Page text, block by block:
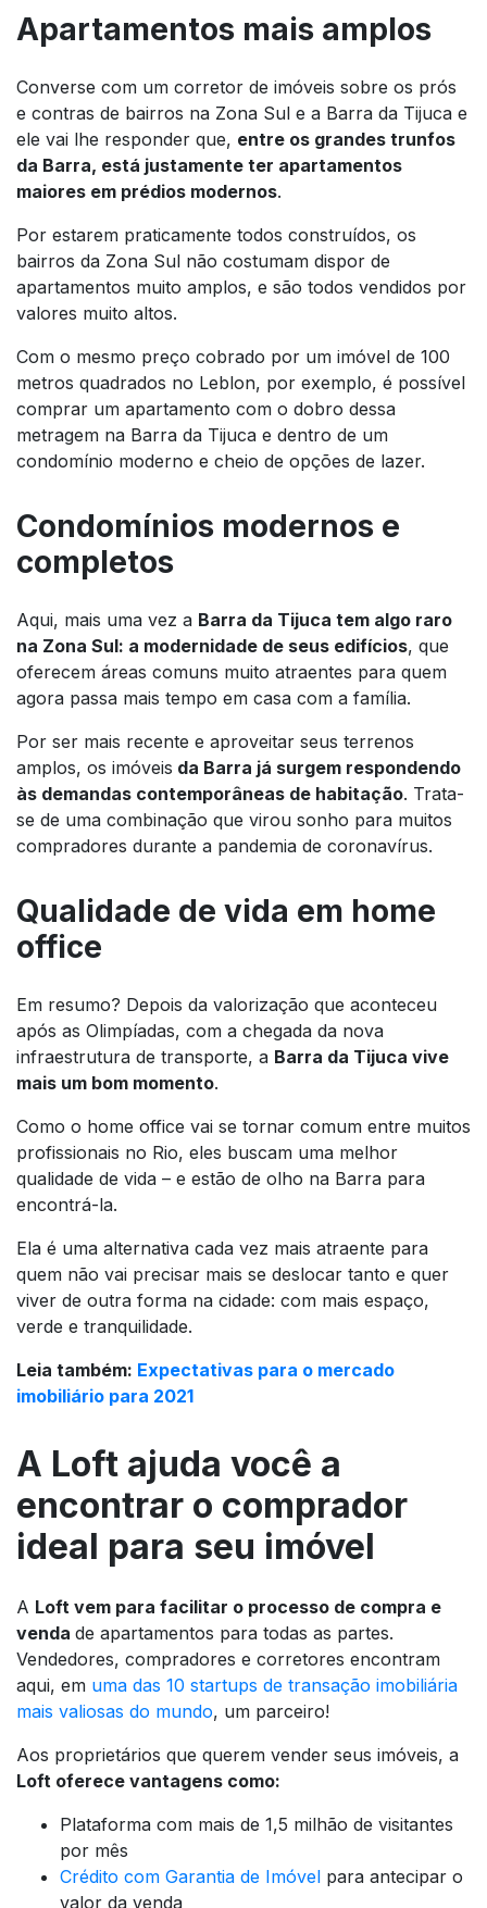
Apartamentos mais amplos
Converse com um corretor de imóveis sobre os prós
e contras de bairros na Zona Sul e a Barra da Tijuca e
ele vai lhe responder que, entre os grandes trunfos
da Barra, está justamente ter apartamentos
maiores em prédios modernos.
Por estarem praticamente todos construídos, os
bairros da Zona Sul não costumam dispor de
apartamentos muito amplos, e são todos vendidos por
valores muito altos.
Com o mesmo preço cobrado por um imóvel de 100
metros quadrados no Leblon, por exemplo, é possível
comprar um apartamento com o dobro dessa
metragem na Barra da Tijuca e dentro de um
condomínio moderno e cheio de opções de lazer.
Condomínios modernos e
completos
Aqui, mais uma vez a Barra da Tijuca tem algo raro
na Zona Sul: a modernidade de seus edifícios, que
oferecem áreas comuns muito atraentes para quem
agora passa mais tempo em casa com a família.
Por ser mais recente e aproveitar seus terrenos
amplos, os imóveis da Barra já surgem respondendo
às demandas contemporâneas de habitação. Trata-
se de uma combinação que virou sonho para muitos
compradores durante a pandemia de coronavírus.
Qualidade de vida em home
office
Em resumo? Depois da valorização que aconteceu
após as Olimpíadas, com a chegada da nova
infraestrutura de transporte, a Barra da Tijuca vive
mais um bom momento.
Como o home office vai se tornar comum entre muitos
profissionais no Rio, eles buscam uma melhor
qualidade de vida – e estão de olho na Barra para
encontrá-la.
Ela é uma alternativa cada vez mais atraente para
quem não vai precisar mais se deslocar tanto e quer
viver de outra forma na cidade: com mais espaço,
verde e tranquilidade.
Leia também: Expectativas para o mercado
imobiliário para 2021
A Loft ajuda você a
encontrar o comprador
ideal para seu imóvel
A Loft vem para facilitar o processo de compra e
venda de apartamentos para todas as partes.
Vendedores, compradores e corretores encontram
aqui, em uma das 10 startups de transação imobiliária
mais valiosas do mundo, um parceiro!
Aos proprietários que querem vender seus imóveis, a
Loft oferece vantagens como:
Plataforma com mais de 1,5 milhão de visitantes
por mês
Crédito com Garantia de Imóvel para antecipar o
valor da venda